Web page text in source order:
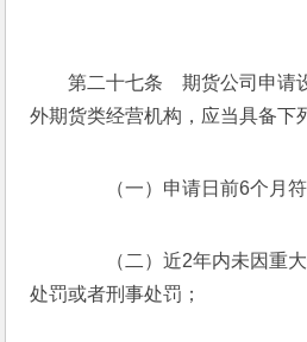
第二十七条　期货公司申请
外期货类经营机构，应当具备下
（一）申请日前6个月符
（二）近2年内未因重大
处罚或者刑事处罚；